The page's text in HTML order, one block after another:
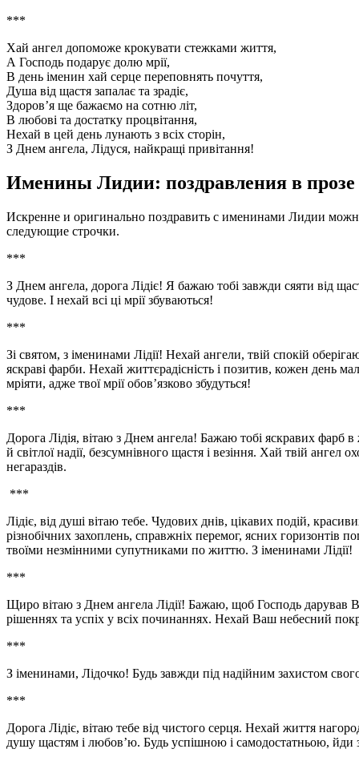
***
Хай ангел допоможе крокувати стежками життя,
А Господь подарує долю мрії,
В день іменин хай серце переповнять почуття,
Душа від щастя запалає та зрадіє,
Здоров’я ще бажаємо на сотню літ,
В любові та достатку процвітання,
Нехай в цей день лунають з всіх сторін,
З Днем ангела, Лідуся, найкращі привітання!
Именины Лидии: поздравления в прозе
Искренне и оригинально поздравить с именинами Лидии
следующие строчки.
***
З Днем ангела, дорога Лідіє! Я бажаю тобі завжди сяяти від
чудове. І нехай всі ці мрії збуваються!
***
Зі святом, з іменинами Лідії! Нехай ангели, твій спокій
яскраві фарби. Нехай життєрадісність і позитив, кожен день
мріяти, адже твої мрії обов’язково збудуться!
***
Дорога Лідія, вітаю з Днем ангела! Бажаю тобі яскравих фарб
й світлої надії, безсумнівного щастя і везіння. Хай твій ангел
негараздів.
***
Лідіє, від душі вітаю тебе. Чудових днів, цікавих подій,
різнобічних захоплень, справжніх перемог, ясних горизонтів
твоїми незмінними супутниками по життю. З іменинами Лідії!
***
Щиро вітаю з Днем ангела Лідії! Бажаю, щоб Господь дарував
рішеннях та успіх у всіх починаннях. Нехай Ваш небесний
***
З іменинами, Лідочко! Будь завжди під надійним захистом
***
Дорога Лідіє, вітаю тебе від чистого серця. Нехай життя
душу щастям і любов’ю. Будь успішною і самодостатньою, йди